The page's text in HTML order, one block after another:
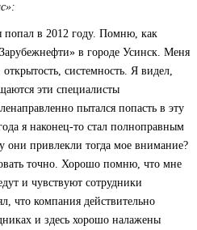
попал в 2012 году. Помню, как
в городе Усинск. Меня
системность. Я видел,
эти специалисты
пытался попасть в эту
я наконец-то стал полноправным
они привлекли тогда мое внимание?
точно. Хорошо помню, что мне
и чувствуют сотрудники
что компания действительно
и здесь хорошо налажены